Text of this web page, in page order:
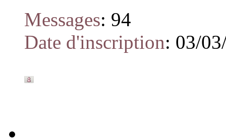
Messages: 94
Date d'inscription: 03/